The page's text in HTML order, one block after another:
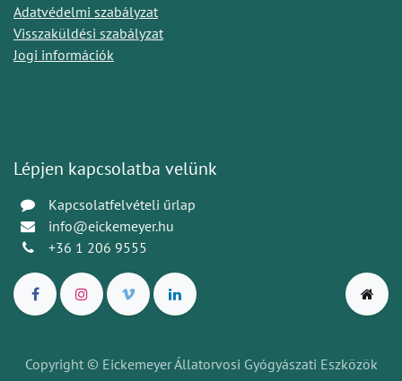
Adatvédelmi szabályzat
Visszaküldési szabályzat
Jogi információk
Lépjen kapcsolatba velünk
Kapcsolatfelvételi űrlap
info@eickemeyer.hu
+36 1 206 9555
Copyright © Eickemeyer Állatorvosi Gyógyászati Eszközök